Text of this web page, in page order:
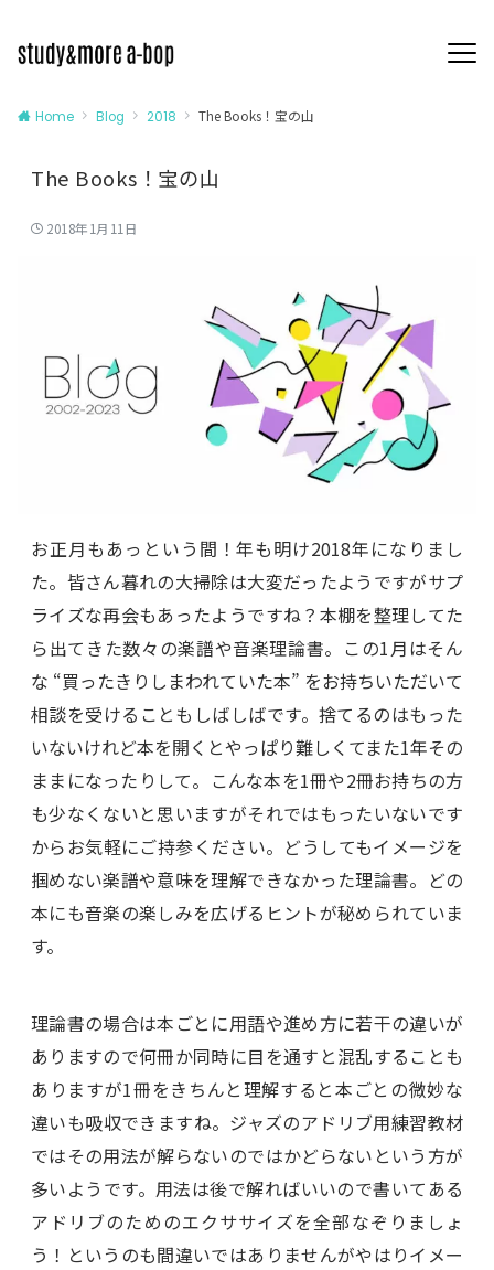
Home Blog 2018 The Books！宝の山
The Books！宝の山
2018年1月11日
お正月もあっという間！年も明け2018年になりまし
た。皆さん暮れの大掃除は大変だったようですがサプ
ライズな再会もあったようですね？本棚を整理してた
ら出てきた数々の楽譜や音楽理論書。この1月はそん
な “買ったきりしまわれていた本” をお持ちいただいて
相談を受けることもしばしばです。捨てるのはもった
いないけれど本を開くとやっぱり難しくてまた1年その
ままになったりして。こんな本を1冊や2冊お持ちの方
も少なくないと思いますがそれではもったいないです
からお気軽にご持参ください。どうしてもイメージを
掴めない楽譜や意味を理解できなかった理論書。どの
本にも音楽の楽しみを広げるヒントが秘められていま
す。
理論書の場合は本ごとに用語や進め方に若干の違いが
ありますので何冊か同時に目を通すと混乱することも
ありますが1冊をきちんと理解すると本ごとの微妙な
違いも吸収できますね。ジャズのアドリブ用練習教材
ではその用法が解らないのではかどらないという方が
多いようです。用法は後で解ればいいので書いてある
アドリブのためのエクササイズを全部なぞりましょ
う！というのも間違いではありませんがやはりイメー